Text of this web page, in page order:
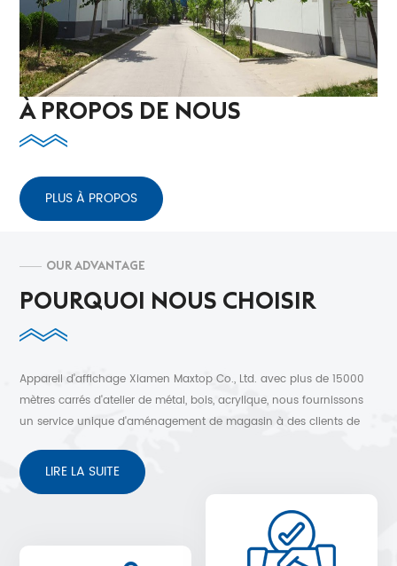
À PROPOS DE NOUS
PLUS À PROPOS
OUR ADVANTAGE
POURQUOI NOUS CHOISIR
Appareil d'affichage Xiamen Maxtop Co., Ltd. avec plus de 15000
mètres carrés d'atelier de métal, bois, acrylique, nous fournissons
un service unique d'aménagement de magasin à des clients de
service après-vente sans soucis.
LIRE LA SUITE